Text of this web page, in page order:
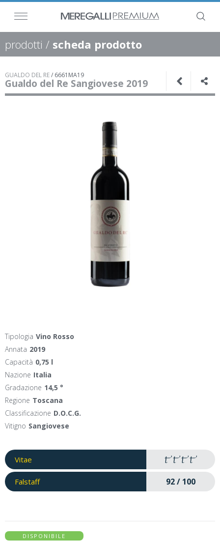
prodotti / scheda prodotto
GUALDO DEL RE/ 6661MA19
Gualdo del Re Sangiovese 2019
Tipologia Vino Rosso
Annata 2019
Capacità 0,75 l
Nazione Italia
Gradazione 14,5 °
Regione Toscana
Classificazione D.O.C.G.
Vitigno Sangiovese
Vitae
Falstaff 92 / 100
DISPONIBILE